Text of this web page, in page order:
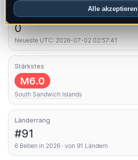
Alle akzeptieren
Beben diesen Monat
0
Neueste UTC: 2026-07-02 02:57:41
Stärkstes
M6.0
South Sandwich Islands
Länderrang
#91
6 Beben in 2026 · von 91 Ländern